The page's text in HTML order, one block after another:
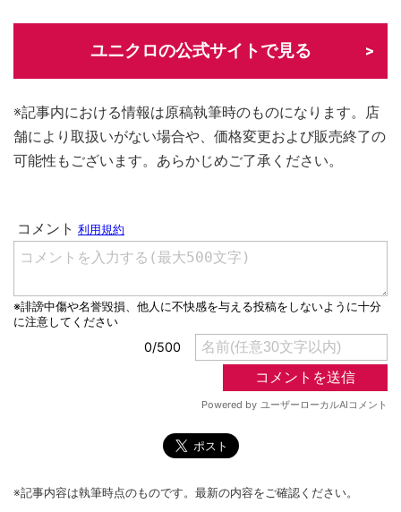
ユニクロの公式サイトで見る
※記事内における情報は原稿執筆時のものになります。店
舗により取扱いがない場合や、価格変更および販売終了の
可能性もございます。あらかじめご了承ください。
※記事内容は執筆時点のものです。最新の内容をご確認ください。